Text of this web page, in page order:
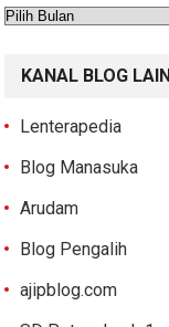
Arsip
KANAL BLOG LAIN
Lenterapedia
Blog Manasuka
Arudam
Blog Pengalih
ajipblog.com